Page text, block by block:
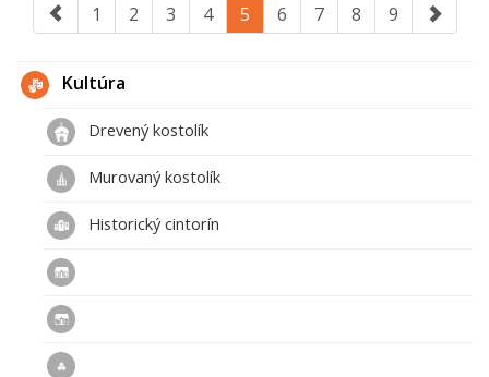
1 2 3 4 5 6 7 8 9
Kultúra
Drevený kostolík
Murovaný kostolík
Historický cintorín